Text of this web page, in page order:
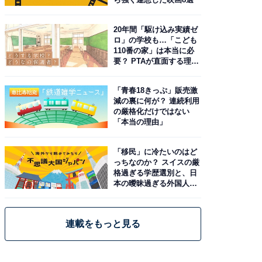
20年間「駆け込み実績ゼ
ロ」の学校も…「こども
110番の家」は本当に必
要？ PTAが直面する理想
「青春18きっぷ」販売激
減の裏に何が？ 連続利用
の厳格化だけではない
「本当の理由」
「移民」に冷たいのはど
っちなのか？ スイスの厳
格過ぎる学歴選別と、日
本の曖昧過ぎる外国人政
連載をもっと見る